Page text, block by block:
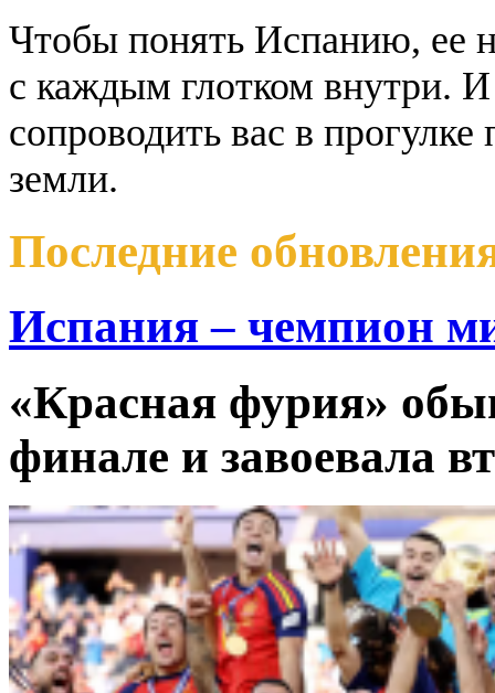
Чтобы понять Испанию, ее
с каждым глотком внутри. И
сопроводить вас в прогулке
земли.
Последние
Испания – чемпион
«Красная фурия»
финале и завоевала